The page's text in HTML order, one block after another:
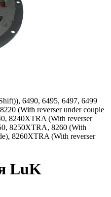
6490, 6495, 6497, 6499
(With reverser under couple
8240XTRA (With reverser
8250XTRA, 8260 (With
8260XTRA (With reverser
LuK